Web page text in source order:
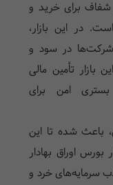
شفاف برای خرید و
در این بازار،
شرکت‌ها در سود و
تأمین مالی
امن برای
باعث شده تا این
بورس اوراق بهادار
سرمایه‌های خرد و